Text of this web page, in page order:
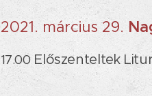
2021. március 29.
17.00 Előszenteltek